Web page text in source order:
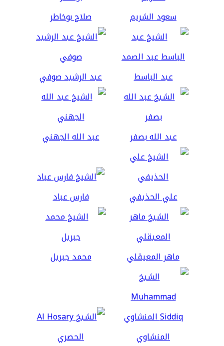
سعود الشريم صلاح بوخاطر
عبد الباسط عبد الرشيد صوفي
عبد الله بصفر عبد الله الجهني
علي الحذيفي فارس عباد
ماهر المعيقلي محمد جبريل
المنشاوي الحصري